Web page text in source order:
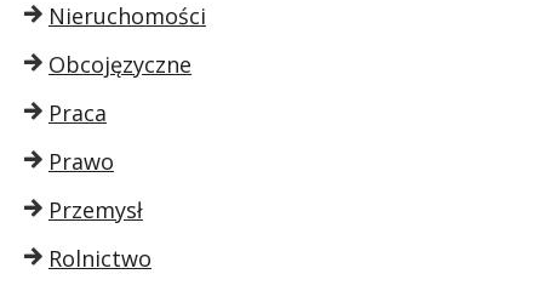
Nieruchomości
Obcojęzyczne
Praca
Prawo
Przemysł
Rolnictwo